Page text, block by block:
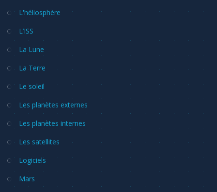
L'héliosphère
L’ISS
La Lune
La Terre
Le soleil
Les planètes externes
Les planètes internes
Les satellites
Logiciels
Mars